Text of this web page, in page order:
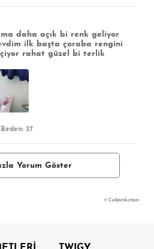
daha açık bi renk geliyor
ilk başta çoraba rengini
rahat güzel bi terlik
Beden: 37
Yorum Göster
⚡ CollectAction